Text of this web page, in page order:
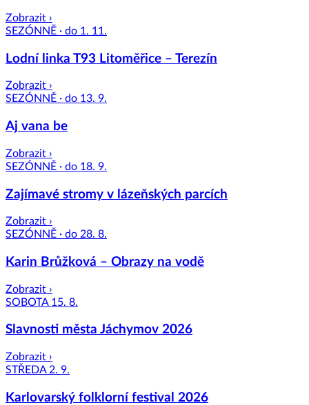
Zobrazit ›
SEZÓNNĚ · do 1. 11.
Lodní linka T93 Litoměřice – Terezín
Zobrazit ›
SEZÓNNĚ · do 13. 9.
Aj vana be
Zobrazit ›
SEZÓNNĚ · do 18. 9.
Zajímavé stromy v lázeňských parcích
Zobrazit ›
SEZÓNNĚ · do 28. 8.
Karin Brůžková – Obrazy na vodě
Zobrazit ›
SOBOTA 15. 8.
Slavnosti města Jáchymov 2026
Zobrazit ›
STŘEDA 2. 9.
Karlovarský folklorní festival 2026